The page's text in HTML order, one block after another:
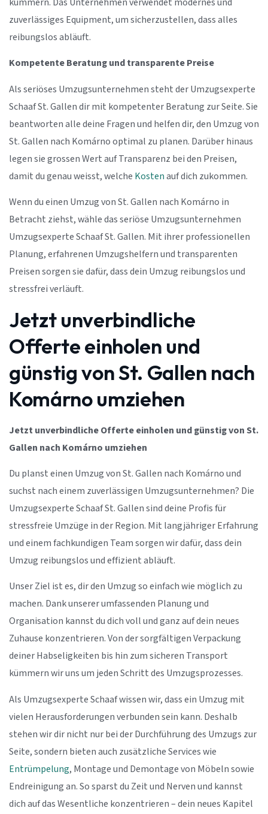
kümmern. Das Unternehmen verwendet modernes und
zuverlässiges Equipment, um sicherzustellen, dass alles
reibungslos abläuft.
Kompetente Beratung und transparente Preise
Als seriöses Umzugsunternehmen steht der Umzugsexperte
Schaaf St. Gallen dir mit kompetenter Beratung zur Seite. Sie
beantworten alle deine Fragen und helfen dir, den Umzug von
St. Gallen nach Komárno optimal zu planen. Darüber hinaus
legen sie grossen Wert auf Transparenz bei den Preisen,
damit du genau weisst, welche Kostenauf dich zukommen.
Wenn du einen Umzug von St. Gallen nach Komárno in
Betracht ziehst, wähle das seriöse Umzugsunternehmen
Umzugsexperte Schaaf St. Gallen. Mit ihrer professionellen
Planung, erfahrenen Umzugshelfern und transparenten
Preisen sorgen sie dafür, dass dein Umzug reibungslos und
stressfrei verläuft.
Jetzt unverbindliche
Offerte einholen und
günstig von St. Gallen nach
Komárno umziehen
Jetzt unverbindliche Offerte einholen und günstig von St.
Gallen nach Komárno umziehen
Du planst einen Umzug von St. Gallen nach Komárno und
suchst nach einem zuverlässigen Umzugsunternehmen? Die
Umzugsexperte Schaaf St. Gallen sind deine Profis für
stressfreie Umzüge in der Region. Mit langjähriger Erfahrung
und einem fachkundigen Team sorgen wir dafür, dass dein
Umzug reibungslos und effizient abläuft.
Unser Ziel ist es, dir den Umzug so einfach wie möglich zu
machen. Dank unserer umfassenden Planung und
Organisation kannst du dich voll und ganz auf dein neues
Zuhause konzentrieren. Von der sorgfältigen Verpackung
deiner Habseligkeiten bis hin zum sicheren Transport
kümmern wir uns um jeden Schritt des Umzugsprozesses.
Als Umzugsexperte Schaaf wissen wir, dass ein Umzug mit
vielen Herausforderungen verbunden sein kann. Deshalb
stehen wir dir nicht nur bei der Durchführung des Umzugs zur
Seite, sondern bieten auch zusätzliche Services wie
Entrümpelung, Montage und Demontage von Möbeln sowie
Endreinigung an. So sparst du Zeit und Nerven und kannst
dich auf das Wesentliche konzentrieren – dein neues Kapitel